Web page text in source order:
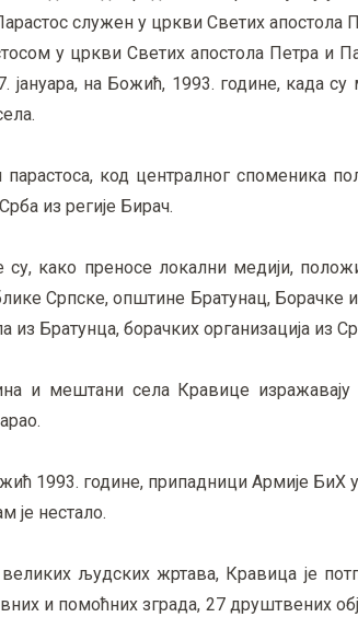
служен у цркви Светих апостола
у цркви Светих апостола Петра и
јануара, на Божић, 1993. године, када
парастоса, код централног споменика
из регије Бирач.
су, како преносе локални медији,
Српске, општине Братунац, Борачке
из Братунца, борачких организација из
и мештани села Кравице
1993. године, припадници Армије БиХ
је нестало.
људских жртава, Кравица је
и помоћних зграда, 27 друштвених